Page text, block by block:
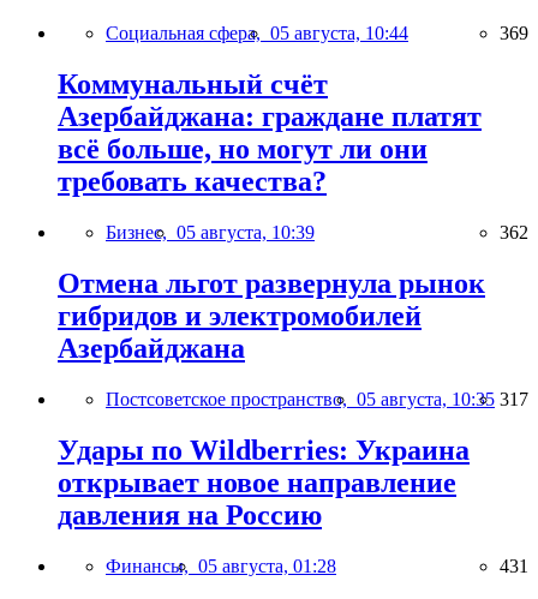
Социальная сфера, 05 августа, 10:44 369
Коммунальный счёт
Азербайджана: граждане платят
всё больше, но могут ли они
требовать качества?
Бизнес, 05 августа, 10:39 362
Отмена льгот развернула рынок
гибридов и электромобилей
Азербайджана
Постсоветское пространство, 05 августа, 10:35 317
Удары по Wildberries: Украина
открывает новое направление
давления на Россию
Финансы, 05 августа, 01:28 431